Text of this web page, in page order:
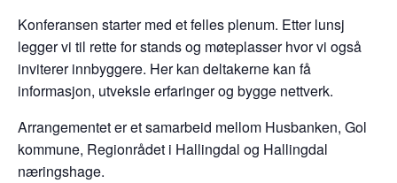
Konferansen starter med et felles plenum. Etter lunsj
legger vi til rette for stands og møteplasser hvor vi også
inviterer innbyggere. Her kan deltakerne kan få
informasjon, utveksle erfaringer og bygge nettverk.
Arrangementet er et samarbeid mellom Husbanken, Gol
kommune, Regionrådet i Hallingdal og Hallingdal
næringshage.